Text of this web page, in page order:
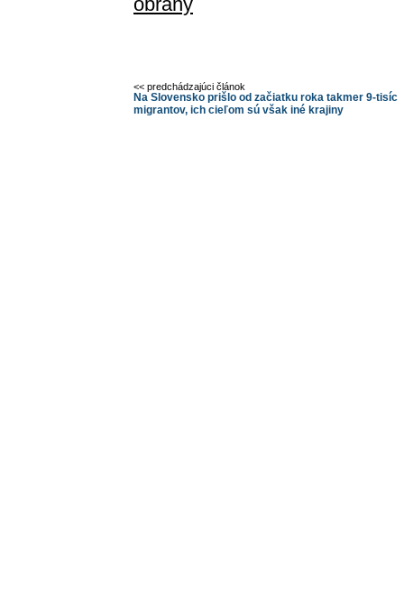
<< predchádzajúci článok
Na Slovensko prišlo od začiatku roka takmer 9-tisíc
migrantov, ich cieľom sú však iné krajiny